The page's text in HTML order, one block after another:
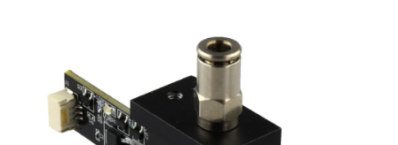
hviezdičiek.